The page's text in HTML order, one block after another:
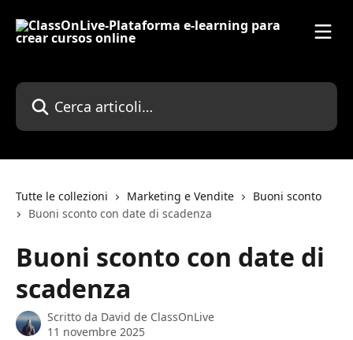
Cerca articoli…
Tutte le collezioni Marketing e Vendite
Buoni sconto
Buoni sconto con date di scadenza
Buoni sconto con date di
scadenza
Scritto da David de ClassOnLive
11 novembre 2025